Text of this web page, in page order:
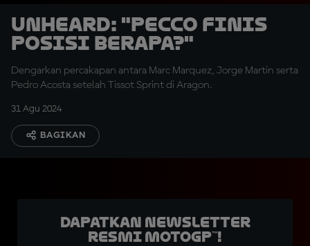
UNHEARD: "Pecco Finis
Posisi Berapa?"
Dengarkan percakapan antara Marc Marquez, Jorge Martin serta
Pedro Acosta setelah Tissot Sprint di Aragon.
31 Agu 2024
BAGIKAN
Dapatkan Newsletter
Resmi MotoGP™!